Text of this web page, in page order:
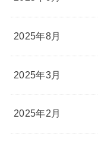
2025年8月
2025年3月
2025年2月